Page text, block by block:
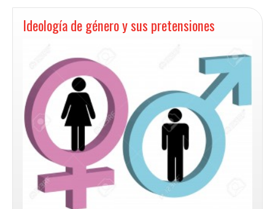
Unida
Metodista
Pentecostal
Ideología de género y sus pretensiones